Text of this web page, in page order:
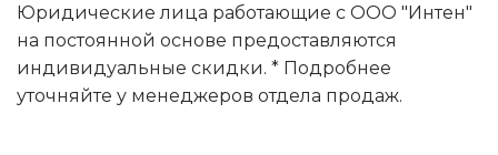
Юридические лица работающие с ООО "Интен"
на постоянной основе предоставляются
индивидуальные скидки. * Подробнее
уточняйте у менеджеров отдела продаж.